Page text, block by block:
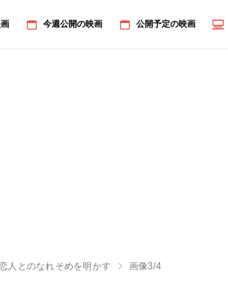
今週公開の映画 公開予定の映画
人とのなれそめを明かす 画像3/4